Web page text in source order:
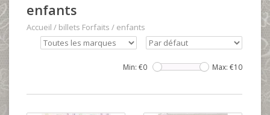
enfants
Accueil / billets Forfaits / enfants
Min: €0 Max: €10